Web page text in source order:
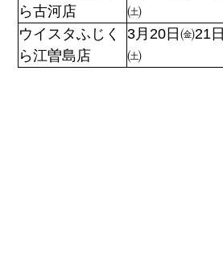
ら古河店
㈯
ウイスタふじく
ら江曽島店
3月20日㈮21日
㈯